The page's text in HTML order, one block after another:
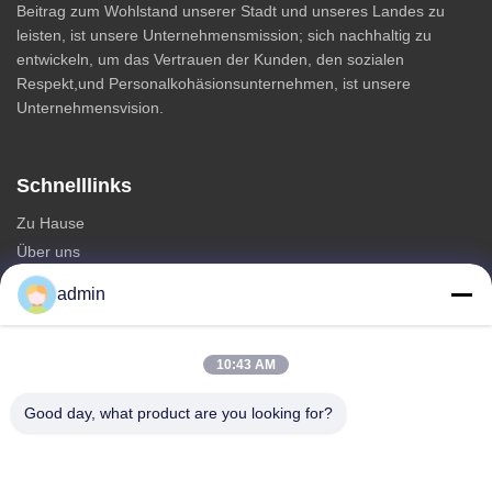
Beitrag zum Wohlstand unserer Stadt und unseres Landes zu
leisten, ist unsere Unternehmensmission; sich nachhaltig zu
entwickeln, um das Vertrauen der Kunden, den sozialen
Respekt,und Personalkohäsionsunternehmen, ist unsere
Unternehmensvision.
Schnelllinks
Zu Hause
Über uns
produits
Kontakt
dreieckiger Antennturm
admin
10:43 AM
Good day, what product are you looking for?